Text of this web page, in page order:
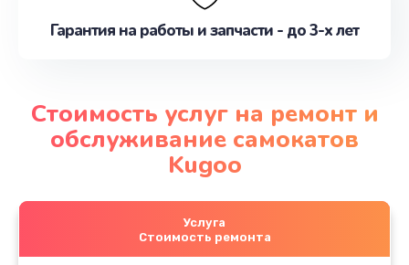
Гарантия на работы и запчасти - до 3-х лет
Стоимость услуг на ремонт и
обслуживание самокатов
Kugoo
Услуга
Стоимость ремонта